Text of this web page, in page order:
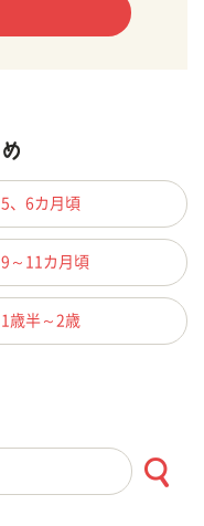
5、6カ月頃
9～11カ月頃
1歳半～2歳